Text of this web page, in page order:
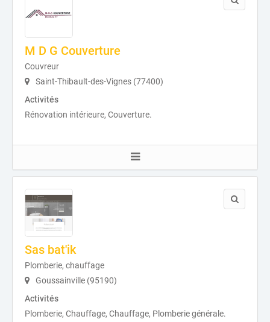
M D G Couverture
Couvreur
Saint-Thibault-des-Vignes (77400)
Activités
Rénovation intérieure, Couverture.
Sas bat'ik
Plomberie, chauffage
Goussainville (95190)
Activités
Plomberie, Chauffage, Chauffage, Plomberie générale.